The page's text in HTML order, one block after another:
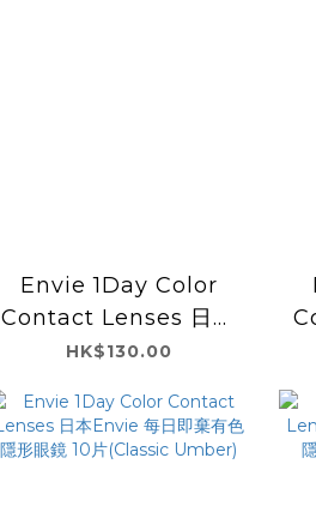
Envie 1Day Color
Contact Lenses 日本
Envie 每日即棄有色隱
Grege)
HK$130.00